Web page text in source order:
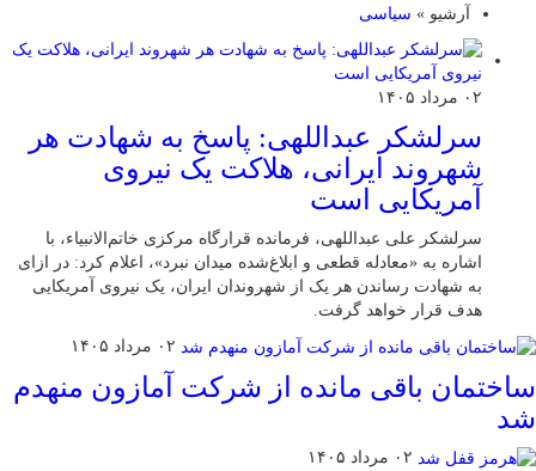
آرشیو » سیاسی
۰۲ مرداد ۱۴۰۵
سرلشکر عبداللهی: پاسخ به شهادت هر
شهروند ایرانی، هلاکت یک نیروی
آمریکایی است
سرلشکر علی عبداللهی، فرمانده قرارگاه مرکزی خاتم‌الانبیاء، با
اشاره به «معادله قطعی و ابلاغ‌شده میدان نبرد»، اعلام کرد: در ازای
به شهادت رساندن هر یک از شهروندان ایران، یک نیروی آمریکایی
هدف قرار خواهد گرفت.
۰۲ مرداد ۱۴۰۵
ساختمان باقی مانده از شرکت آمازون منهدم
شد
۰۲ مرداد ۱۴۰۵